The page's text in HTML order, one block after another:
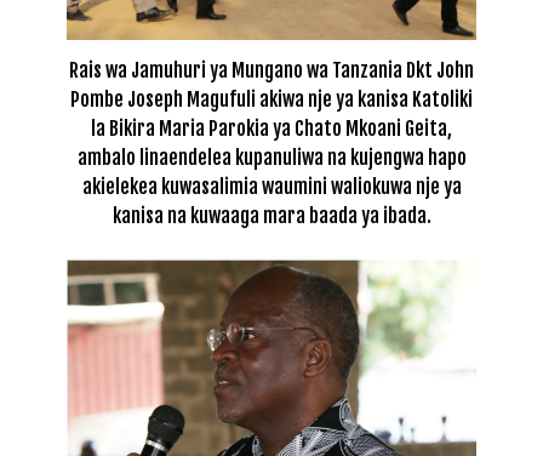
Rais wa Jamuhuri ya Mungano wa Tanzania Dkt John
Pombe Joseph Magufuli akiwa nje ya kanisa Katoliki
la Bikira Maria Parokia ya Chato Mkoani Geita,
ambalo linaendelea kupanuliwa na kujengwa hapo
akielekea kuwasalimia waumini waliokuwa nje ya
kanisa na kuwaaga mara baada ya ibada.